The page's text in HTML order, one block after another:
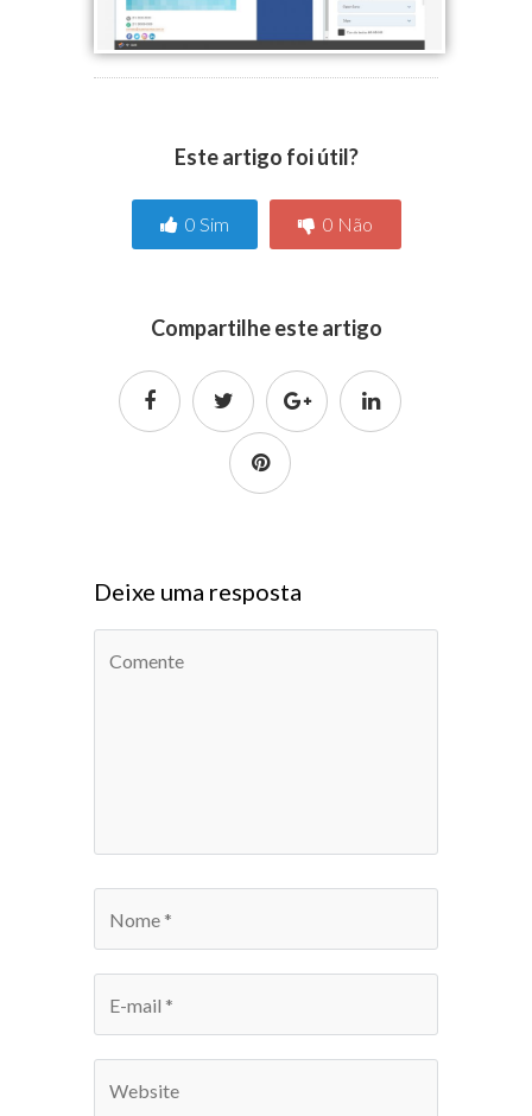
Este artigo foi útil?
0 Sim 0 Não
Compartilhe este artigo
Deixe uma resposta